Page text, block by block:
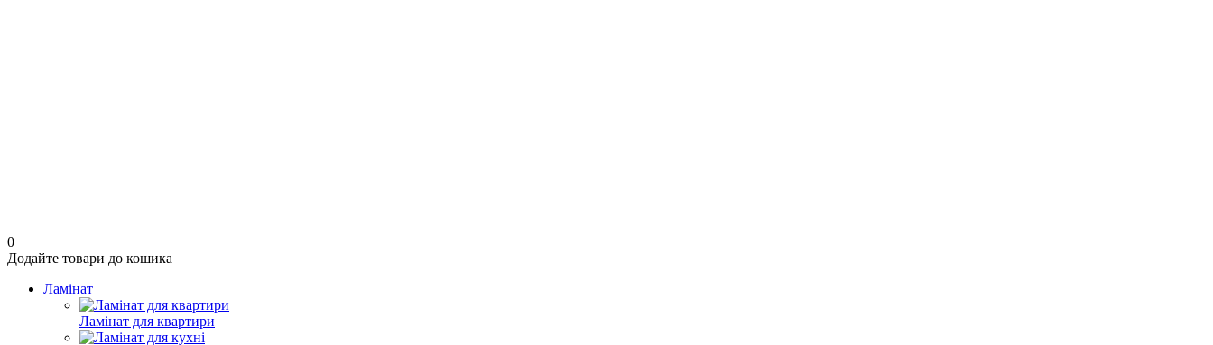
0
Додайте товари до кошика
Ламінат
Ламінат для квартири